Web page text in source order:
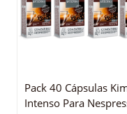
Pack 40 Cápsulas
Intenso Para